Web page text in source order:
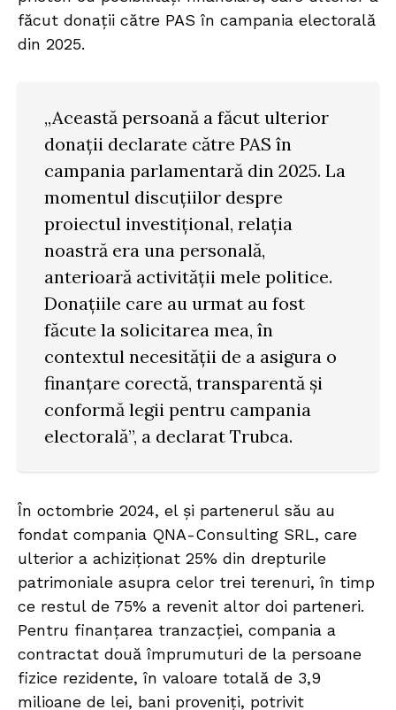
făcut donații către PAS în campania electorală
din 2025.
„Această persoană a făcut ulterior
donații declarate către PAS în
campania parlamentară din 2025. La
momentul discuțiilor despre
proiectul investițional, relația
noastră era una personală,
anterioară activității mele politice.
Donațiile care au urmat au fost
făcute la solicitarea mea, în
contextul necesității de a asigura o
finanțare corectă, transparentă și
conformă legii pentru campania
electorală”, a declarat Trubca.
În octombrie 2024, el și partenerul său au
fondat compania QNA-Consulting SRL, care
ulterior a achiziționat 25% din drepturile
patrimoniale asupra celor trei terenuri, în timp
ce restul de 75% a revenit altor doi parteneri.
Pentru finanțarea tranzacției, compania a
contractat două împrumuturi de la persoane
fizice rezidente, în valoare totală de 3,9
milioane de lei, bani proveniți, potrivit